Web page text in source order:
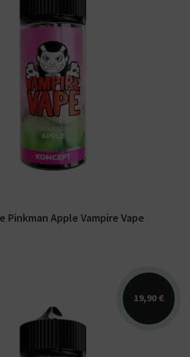
rouges acidulées, pomme
E-liquide Vampire Vape.
100...
Pinkman Apple Vampire Vape
19,90 €